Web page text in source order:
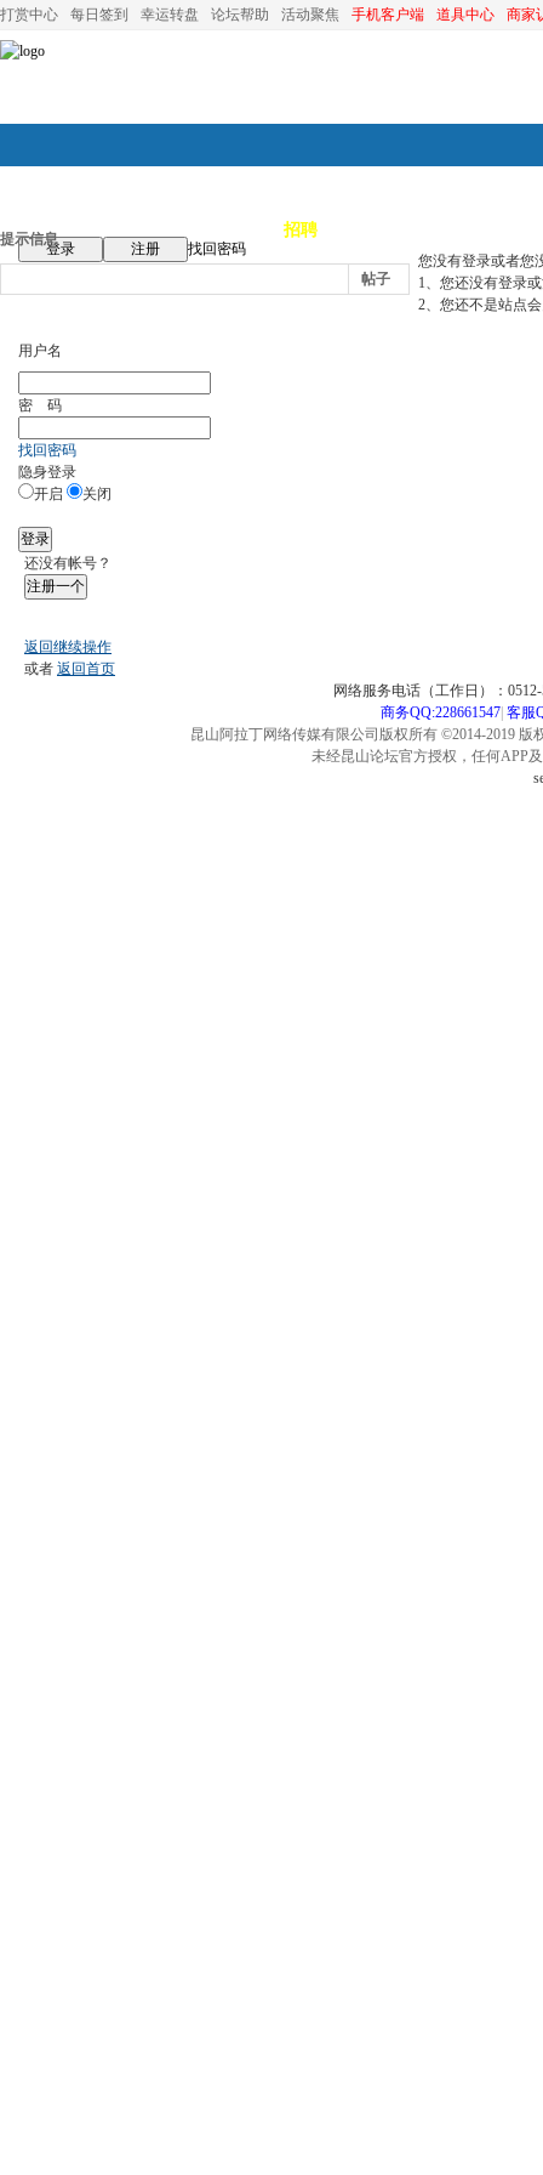
打赏中心 每日签到 幸运转盘 论坛帮助 活动聚焦 手机客户端 道具中心 商家
论坛首页 招聘
登录 注册
找回密码
帖子
提示信息
您没有登录或者您
1、您还没有登录
2、您还不是站点
用户名
密 码
找回密码
隐身登录
开启
关闭
登录
还没有帐号？
注册一个
返回继续操作
或者 返回首页
网络服务电话（工作日）：
商务QQ:228661547| 客服
昆山阿拉丁网络传媒有限公司版权所有 ©2014-2019
未经昆山论坛官方授权，任何APP